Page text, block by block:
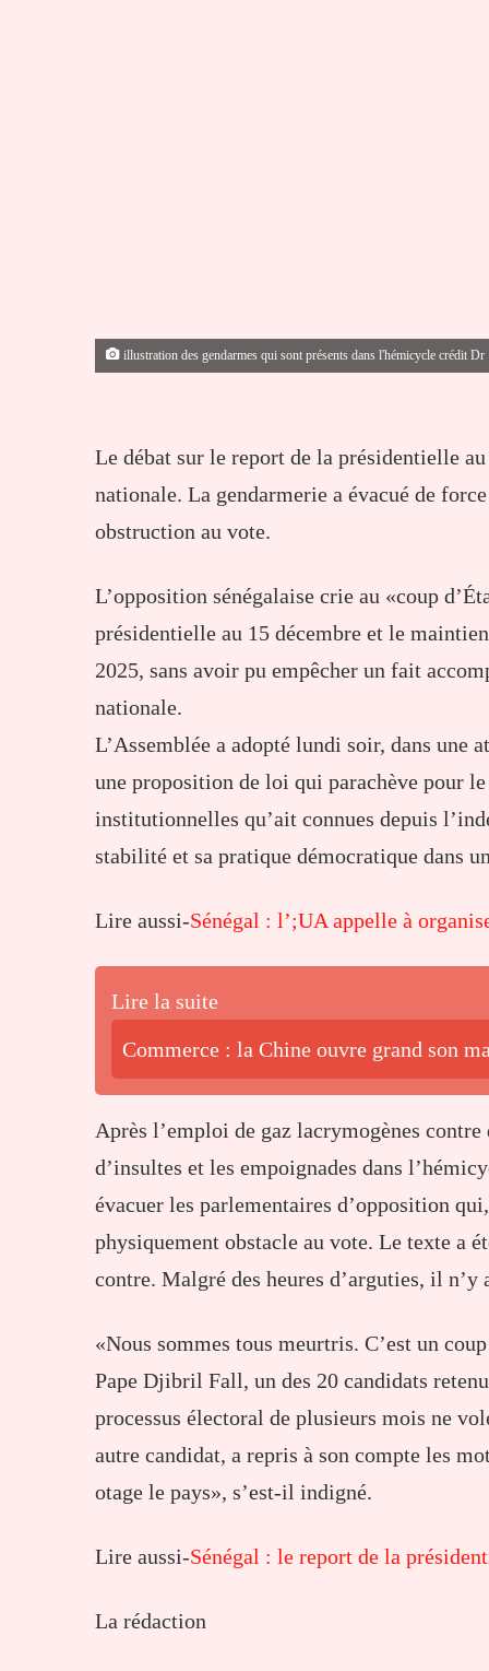
illustration des gendarmes qui sont présents dans l'hémicycle crédit Dr
Le débat sur le report de la présidentielle
nationale. La gendarmerie a évacué de
obstruction au vote.
L’opposition sénégalaise crie au «coup
présidentielle au 15 décembre et le
2025, sans avoir pu empêcher un fait
nationale.
L’Assemblée a adopté lundi soir, dans une
une proposition de loi qui parachève pour
institutionnelles qu’ait connues depuis
stabilité et sa pratique démocratique dans
Lire aussi-Sénégal : l’;UA appelle à
Lire la suite
Commerce : la Chine ouvre grand son
Après l’emploi de gaz lacrymogènes
d’insultes et les empoignades dans
évacuer les parlementaires d’opposition
physiquement obstacle au vote. Le texte a
contre. Malgré des heures d’arguties, il n’y
«Nous sommes tous meurtris. C’est un
Pape Djibril Fall, un des 20 candidats
processus électoral de plusieurs mois ne
autre candidat, a repris à son compte les
otage le pays», s’est-il indigné.
Lire aussi-Sénégal : le report de la
La rédaction